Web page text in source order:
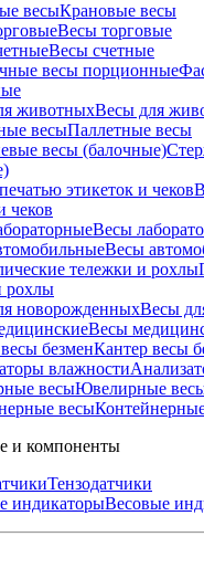
Крановые весы
Весы торговые
Весы счетные
Весы для
Паллетные весы
чеков
Весы
Весы
рохлы
Весы
Весы
Кантер весы
Ювелирные
и компоненты
Тензодатчики
Весовые